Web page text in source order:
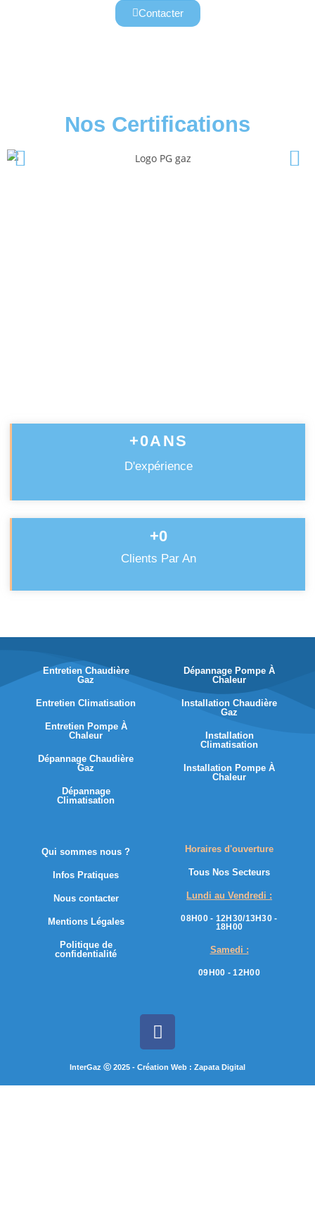
Contacter
Nos Certifications
D'expérience
+0ANS
Clients Par An
+0
Entretien Chaudière
Gaz
Entretien Climatisation
Entretien Pompe À
Chaleur
Dépannage Chaudière
Gaz
Dépannage
Climatisation
Dépannage Pompe À
Chaleur
Installation Chaudière
Gaz
Installation
Climatisation
Installation Pompe À
Chaleur
Qui sommes nous ?
Infos Pratiques
Nous contacter
Mentions Légales
Politique de
confidentialité
Horaires d'ouverture
Tous Nos Secteurs
Lundi au Vendredi :
08H00 - 12H30/13H30 -
18H00
Samedi :
09H00 - 12H00
InterGaz ⓒ 2025 - Création Web : Zapata Digital